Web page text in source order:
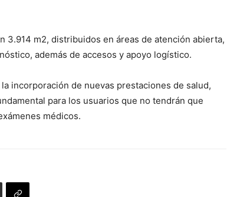
3.914 m2, distribuidos en áreas de atención abierta,
además de accesos y apoyo logístico.
incorporación de nuevas prestaciones de salud,
para los usuarios que no tendrán que
médicos.